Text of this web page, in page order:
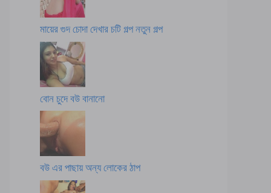
মায়ের গুদ চোদা দেখার চটি গল্প নতুন গল্প
বোন চুদে বউ বানানো
বউ এর পাছায় অন্য লোকের ঠাপ